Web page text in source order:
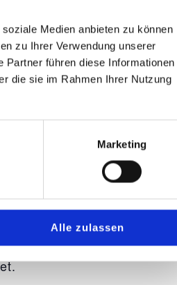
Medien anbieten zu können
zu Ihrer Verwendung unserer
Partner führen diese Informationen
die sie im Rahmen Ihrer Nutzung
Marketing
Alle zulassen
Park
für 5
Park
Teilen, an